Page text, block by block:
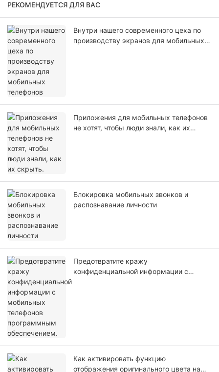
РЕКОМЕНДУЕТСЯ ДЛЯ ВАС
Внутри нашего современного цеха по
производству экранов для мобильных
Приложения для мобильных телефонов
не хотят, чтобы люди знали, как их
Блокировка мобильных звонков и
распознавание личности
Предотвратите кражу
конфиденциальной информации с
Как активировать функцию
отображения оригинального цвета на